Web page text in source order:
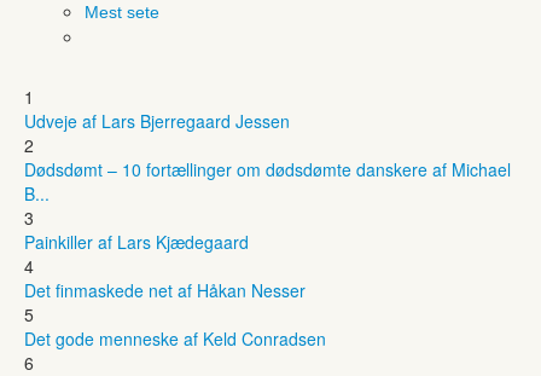
Mest sete
1
Udveje af Lars Bjerregaard Jessen
2
Dødsdømt – 10 fortællinger om dødsdømte danskere af Michael
B...
3
Painkiller af Lars Kjædegaard
4
Det finmaskede net af Håkan Nesser
5
Det gode menneske af Keld Conradsen
6